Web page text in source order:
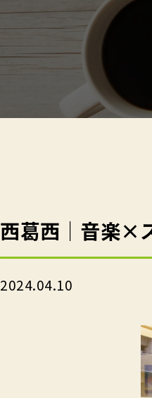
西葛西｜音楽×
2024.04.10